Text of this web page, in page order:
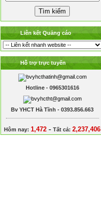
Liên kết Quảng cáo
Hỗ trợ trực tuyến
Hotline - 0965301616
Bv YHCT Hà Tĩnh - 0393.856.663
Hôm nay: 1,472 - Tất cả: 2,237,406